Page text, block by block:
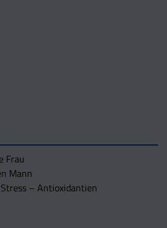
Frau
Mann
– Antioxidantien